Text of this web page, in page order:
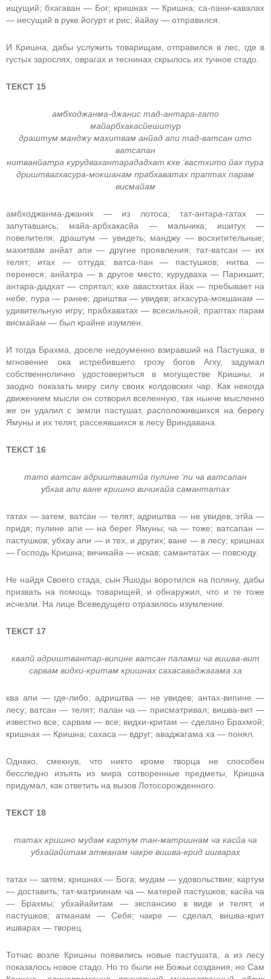
ищущий; бхагаван — Бог; кришнах — Кришна; са-пани-кавалах
— несущий в руке йогурт и рис; йайау — отправился.
И Кришна, дабы услужить товарищам, отправился в лес, где в
густых зарослях, оврагах и теснинах скрылось их тучное стадо.
ТЕКСТ 15
амбходжанма-джанис тад-антара-гато
майарбхакасйешитур
драштум манджу махитвам анйад апи тад-ватсан ито
ватсапан
нитванйатра курудвахантарададхат кхе ‘вастхито йах пура
дриштвагхасура-мокшанам прабхаватах праптах парам
висмайам
амбходжанма-джаних — из лотоса; тат-антара-гатах —
запутавшись; майа-арбхакасйа — мальчика; ишитух —
повелителя; драштум — увидеть; манджу — восхитительные;
махитвам анйат апи — другие проявления; тат-ватсан — их
телят; итах — оттуда; ватса-пан — пастушков; нитва —
перенеся; анйатра — в другое место; курудваха — Парикшит;
антара-дадхат — спрятал; кхе авастхитах йах — пребывает на
небе; пура — ранее; дриштва — увидев; агхасура-мокшанам —
удивительную игру; прабхаватах — всесильной; праптах парам
висмайам — был крайне изумлен.
И тогда Брахма, доселе недоуменно взиравший на Пастушка, в
мгновение ока истребившего грозу богов Агху, задумал
собственнолично удостовериться в могуществе Кришны, и
заодно показать миру силу своих колдовских чар. Как некогда
движением мысли он сотворил вселенную, так нынче мысленно
же он удалил с земли пастушат, расположившихся на берегу
Ямуны и их телят, рассеявшихся в лесу Вриндавана.
ТЕКСТ 16
тато ватсан адриштваитйа пулине ‘пи ча ватсапан
убхав апи ване кришно вичикайа самантатах
татах — затем; ватсан — телят; адриштва — не увидев; этйа —
придя; пулине апи — на берег Ямуны; ча — тоже; ватсапан —
пастушков; убхау апи — и тех, и других; ване — в лесу; кришнах
— Господь Кришна; вичикайа — искав; самантатах — повсюду.
Не найдя Своего стада, сын Яшоды воротился на поляну, дабы
призвать на помощь товарищей, и обнаружил, что и те тоже
исчезли. На лице Всеведущего отразилось изумление.
ТЕКСТ 17
квапй адриштвантар-випине ватсан паламш ча вишва-вит
сарвам видхи-критам кришнах сахасаваджагама ха
ква апи — где-либо; адриштва — не увидев; антах-випине —
лесу; ватсан — телят; палан ча — присматривал; вишва-вит —
известно все; сарвам — все; видхи-критам — сделано Брахмой;
кришнах — Кришна; сахаса — вдруг; аваджагама ха — понял.
Однако, смекнув, что никто кроме творца не способен
бесследно изъять из мира сотворенные предметы, Кришна
придумал, как ответить на вызов Лотосорожденного.
ТЕКСТ 18
татах кришно мудам картум тан-матриинам ча касйа ча
убхайайитам атманам чакре вишва-крид ишварах
татах — затем; кришнах — Бога; мудам — удовольствие; картум
— доставить; тат-матриинам ча — матерей пастушков; касйа ча
— Брахмы; убхайайитам — экспансию в виде и телят, и
пастушков; атманам — Себя; чакре — сделал; вишва-крит
ишварах — творец.
Тотчас возле Кришны появились новые пастушата, а из лесу
показалось новое стадо. Но то были не Божьи создания, но Сам